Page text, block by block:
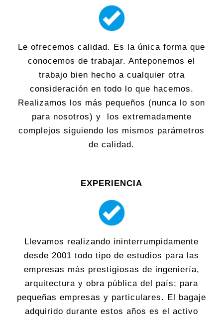
Le ofrecemos calidad. Es la única forma que
conocemos de trabajar. Anteponemos el
trabajo bien hecho a cualquier otra
consideración en todo lo que hacemos.
Realizamos los más pequeños (nunca lo son
para nosotros) y los extremadamente
complejos siguiendo los mismos parámetros
de calidad.
EXPERIENCIA
Llevamos realizando ininterrumpidamente
desde 2001 todo tipo de estudios para las
empresas más prestigiosas de ingeniería,
arquitectura y obra pública del país; para
pequeñas empresas y particulares. El bagaje
adquirido durante estos años es el activo